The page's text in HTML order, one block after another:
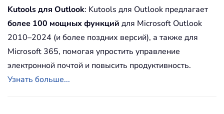
Kutools для Outlook: Kutools для Outlook предлагает
более 100 мощных функций для Microsoft Outlook
2010–2024 (и более поздних версий), а также для
Microsoft 365, помогая упростить управление
электронной почтой и повысить продуктивность.
Узнать больше...